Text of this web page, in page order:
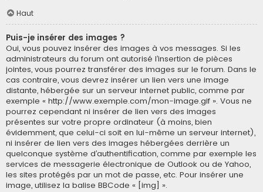
Haut
Puis-je insérer des images ?
Oui, vous pouvez insérer des images à vos messages. Si les
administrateurs du forum ont autorisé l’insertion de pièces
jointes, vous pourrez transférer des images sur le forum. Dans le
cas contraire, vous devrez insérer un lien vers une image
distante, hébergée sur un serveur internet public, comme par
exemple « http://www.exemple.com/mon-image.gif ». Vous ne
pourrez cependant ni insérer de lien vers des images
présentes sur votre propre ordinateur (à moins, bien
évidemment, que celui-ci soit en lui-même un serveur internet),
ni insérer de lien vers des images hébergées derrière un
quelconque système d’authentification, comme par exemple les
services de messagerie électronique de Outlook ou de Yahoo,
les sites protégés par un mot de passe, etc. Pour insérer une
image, utilisez la balise BBCode « [img] ».